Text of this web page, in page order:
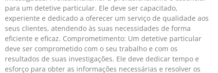
para um detetive particular. Ele deve ser capacitado,
experiente e dedicado a oferecer um serviço de qualidade aos
seus clientes, atendendo às suas necessidades de forma
eficiente e eficaz. Comprometimento: Um detetive particular
deve ser comprometido com o seu trabalho e com os
resultados de suas investigações. Ele deve dedicar tempo e
esforço para obter as informações necessárias e resolver os